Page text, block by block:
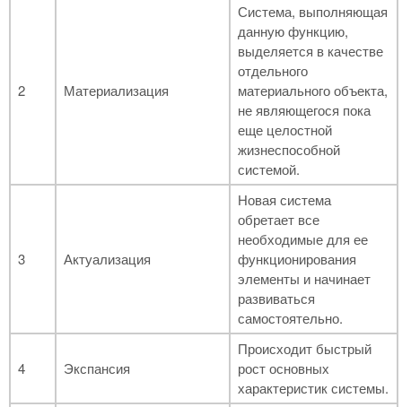
2 Материализация
Система, выполняющая
данную функцию,
выделяется в качестве
отдельного
материального объекта,
не являющегося пока
еще целостной
жизнеспособной
системой.
3 Актуализация
Новая система
обретает все
необходимые для ее
функционирования
элементы и начинает
развиваться
самостоятельно.
4 Экспансия
Происходит быстрый
рост основных
характеристик системы.